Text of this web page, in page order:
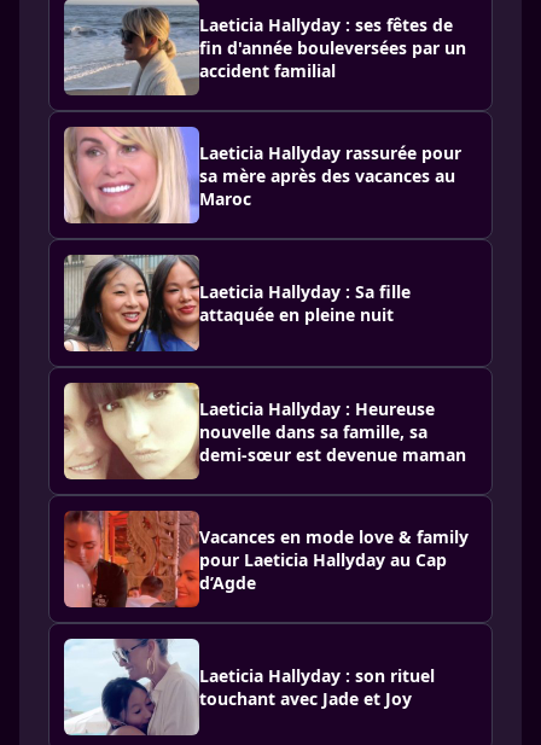
Laeticia Hallyday : ses fêtes de
fin d'année bouleversées par un
accident familial
Laeticia Hallyday rassurée pour
sa mère après des vacances au
Maroc
Laeticia Hallyday : Sa fille
attaquée en pleine nuit
Laeticia Hallyday : Heureuse
nouvelle dans sa famille, sa
demi-sœur est devenue maman
Vacances en mode love & family
pour Laeticia Hallyday au Cap
d’Agde
Laeticia Hallyday : son rituel
touchant avec Jade et Joy